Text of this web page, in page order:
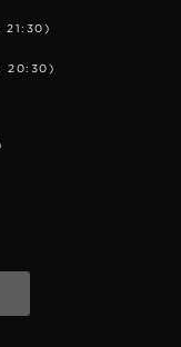
20:30)